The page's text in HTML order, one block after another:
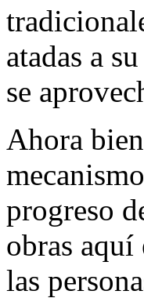
atadas a
se
Ahora
progreso
obras aquí
las